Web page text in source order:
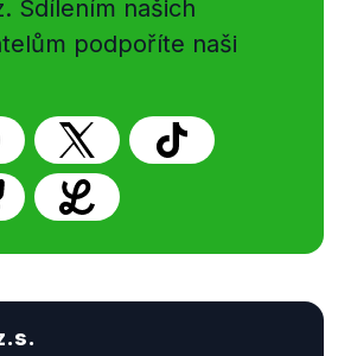
Sdílením našich
podpoříte naši